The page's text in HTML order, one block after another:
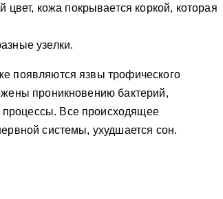
цвет, кожа покрывается коркой, которая
узелки.
появляются язвы трофического
проникновению бактерий,
Все происходящее
системы, ухудшается сон.